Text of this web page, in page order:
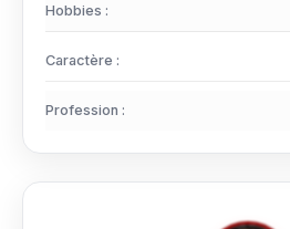
Hobbies :
Caractère :
Profession :